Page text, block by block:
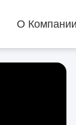
О Компании